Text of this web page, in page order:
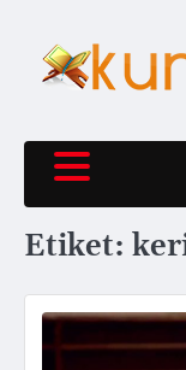
content
Etiket: